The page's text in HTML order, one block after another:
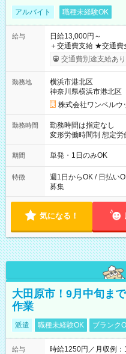
アルバイト 職種未経験OK
給与
日給13,000円～
＋交通費支給 ★交通費全額支給！ ┗案件により規定あり ★日払
いOK！（規定あり）
ンビニATMから 日払い分を引
交通費別途支給あり
勤務地
横浜市港北区
神奈川県横浜市港北区
株式会社ワンベルウ
勤務時間
勤務時間は指定なし
変形労働時間制 想定労働時間160時
～21：00
期間 単発・1日のみOK
特徴
週1日からOK / 日払い
募集
気になる！
大田原市！9月中旬ま
作業
派遣 職種未経験OK ブランク
給与
時給1250円／月収例